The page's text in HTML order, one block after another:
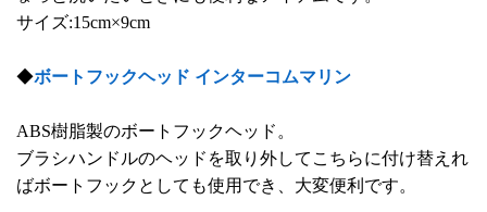
サイズ:15cm×9cm
◆ボートフックヘッド インターコムマリン
ABS樹脂製のボートフックヘッド。
ブラシハンドルのヘッドを取り外してこちらに付け替えれ
ばボートフックとしても使用でき、大変便利です。